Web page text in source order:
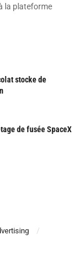
la plateforme
stocke de
de fusée SpaceX